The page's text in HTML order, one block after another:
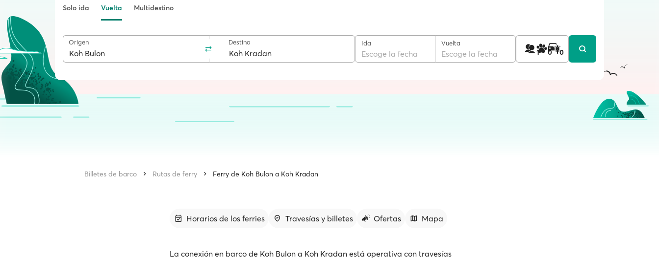
Solo ida Vuelta Multidestino
Origen Destino Ida
Escoge la fecha
Vuelta
Escoge la fecha 1 0 0
Billetes de barco Rutas de ferry Ferry de Koh Bulon a Koh Kradan
Horarios de los ferries Travesías y billetes Ofertas Mapa
La conexión en barco de Koh Bulon a Koh Kradan está operativa con travesías